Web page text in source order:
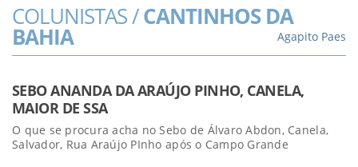
COLUNISTAS /CANTINHOS DA
BAHIA Agapito Paes
SEBO ANANDA DA ARAÚJO PINHO, CANELA,
MAIOR DE SSA
O que se procura acha no Sebo de Álvaro Abdon, Canela,
Salvador, Rua Araújo PInho após o Campo Grande